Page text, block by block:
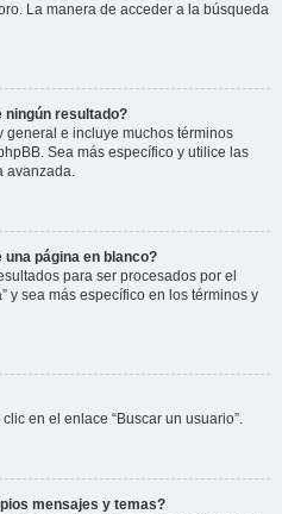
La manera de acceder a la búsqueda
ningún resultado?
general e incluye muchos términos
Sea más específico y utilice las
avanzada.
página en blanco?
para ser procesados por el
y sea más específico en los términos y
en el enlace “Buscar un usuario”.
mensajes y temas?